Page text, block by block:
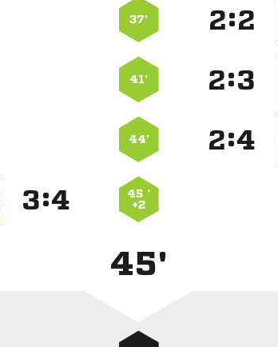
37’ :
41’ :
44’ :
:
45 ’
+2
45'